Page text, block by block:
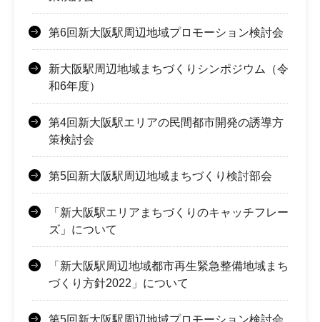
第6回新大阪駅周辺地域プロモーション検討会
新大阪駅周辺地域まちづくりシンポジウム（令
和6年度）
第4回新大阪駅エリアの民間都市開発の誘導方
策検討会
第5回新大阪駅周辺地域まちづくり検討部会
「新大阪駅エリアまちづくりのキャッチフレー
ズ」について
「新大阪駅周辺地域都市再生緊急整備地域まち
づくり方針2022」について
第5回新大阪駅周辺地域プロモーション検討会